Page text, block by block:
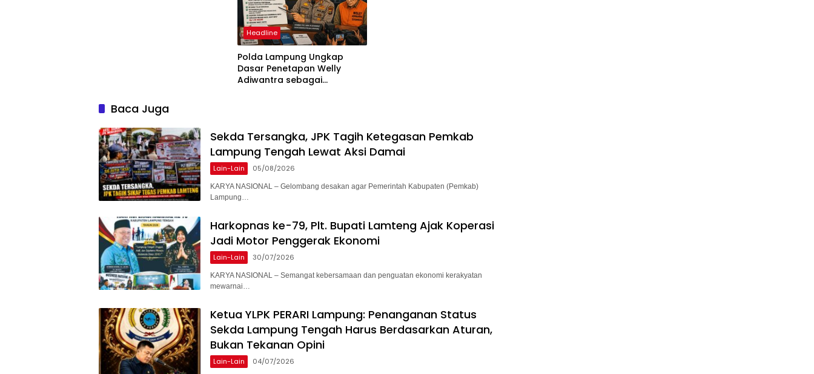
Headline
Polda Lampung Ungkap
Dasar Penetapan Welly
Adiwantra sebagai
Baca Juga
Sekda Tersangka, JPK Tagih Ketegasan Pemkab
Lampung Tengah Lewat Aksi Damai
Lain-Lain 05/08/2026
KARYA NASIONAL – Gelombang desakan agar Pemerintah Kabupaten (Pemkab)
Lampung…
Harkopnas ke-79, Plt. Bupati Lamteng Ajak Koperasi
Jadi Motor Penggerak Ekonomi
Lain-Lain 30/07/2026
KARYA NASIONAL – Semangat kebersamaan dan penguatan ekonomi kerakyatan
mewarnai…
Ketua YLPK PERARI Lampung: Penanganan Status
Sekda Lampung Tengah Harus Berdasarkan Aturan,
Bukan Tekanan Opini
Lain-Lain 04/07/2026